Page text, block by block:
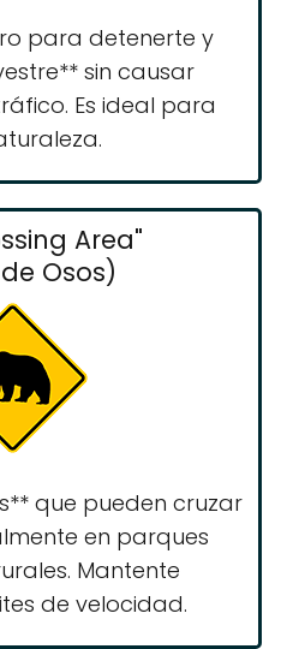
para detenerte y
sin causar
Es ideal para
Area"
Osos)
que pueden cruzar
en parques
Mantente
de velocidad.